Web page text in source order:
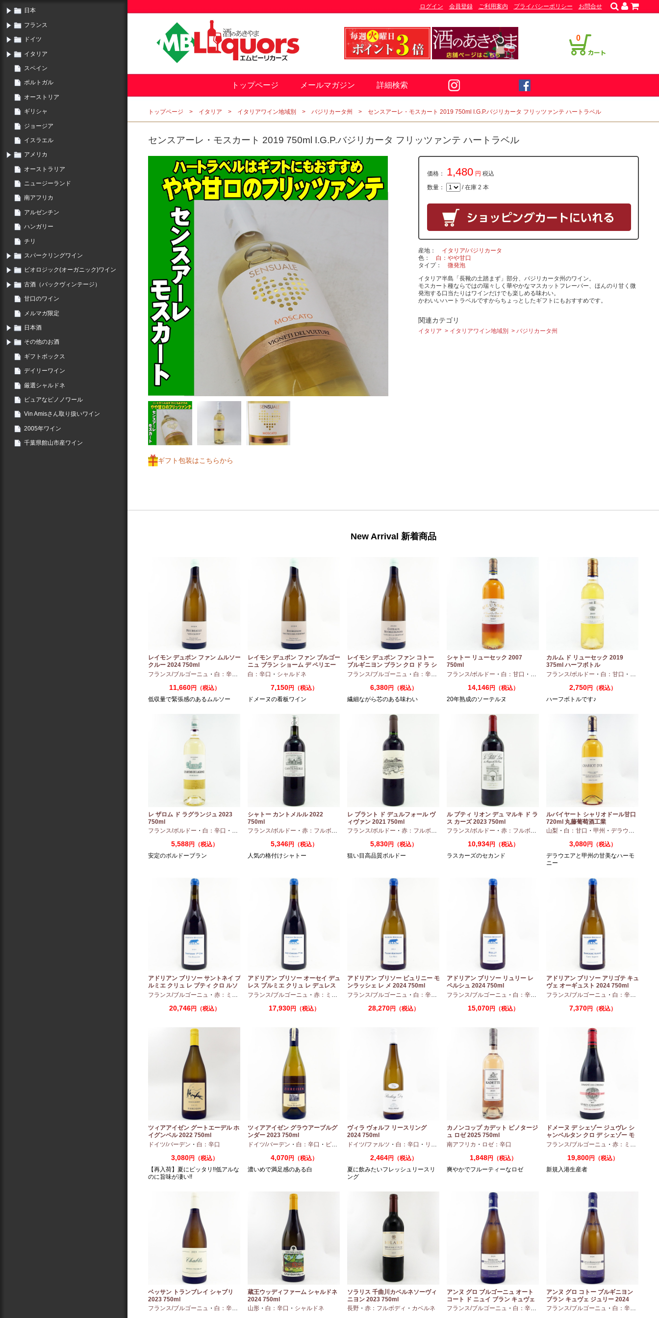
日本
フランス
ドイツ
イタリア
スペイン
ポルトガル
オーストリア
ギリシャ
ジョージア
イスラエル
アメリカ
オーストラリア
ニュージーランド
南アフリカ
アルゼンチン
ハンガリー
チリ
スパークリングワイン
ビオロジック(オーガニック)ワイン
古酒（バックヴィンテージ）
甘口のワイン
メルマガ限定
日本酒
その他のお酒
ギフトボックス
デイリーワイン
厳選シャルドネ
ピュアなピノノワール
Vin Amisさん取り扱いワイン
2005年ワイン
千葉県館山市産ワイン
0
ログイン 会員登録 ご利用案内 プライバシーポリシー お問合せ
トップページ メールマガジン 詳細検索
トップページ イタリア イタリアワイン地域別 バジリカータ州 センスアーレ・モスカート 2019 750ml I.G.P.バジリカータ フリッツァンテ ハートラベル
センスアーレ・モスカート 2019 750ml I.G.P.バジリカータ フリッツァンテ ハートラベル
ギフト包装はこちらから
価格： 1,480 円 税込
数量： / 在庫 2 本
産地
イタリア/バジリカータ
色
白：やや甘口
タイプ
微発泡
イタリア半島「長靴の土踏まず」部分、バジリカータ州のワイン。
モスカート種ならではの瑞々しく華やかなマスカットフレーバー、ほんのり甘く微
発泡する口当たりはワインだけでも楽しめる味わい。
かわいいハートラベルですからちょっとしたギフトにもおすすめです。
関連カテゴリ
イタリア イタリアワイン地域別 バジリカータ州
New Arrival 新着商品
レイモン デュポン ファン ムルソー
クルー 2024 750ml
フランス/ブルゴーニュ ・ 白：辛口 シャルドネ
11,660円（税込）
低収量で緊張感のあるムルソー
レイモン デュポン ファン ブルゴー
ニュ ブラン ショーム デ ペリエー
ル 2024 750ml
白：辛口 ・ シャルドネ
7,150円（税込）
ドメーヌの看板ワイン
レイモン デュポン ファン コトー
ブルギニヨン ブラン クロ ド ラ シ
ャペル 2024 750ml
フランス/ブルゴーニュ ・ 白：辛口 シャルドネ
6,380円（税込）
繊細ながら芯のある味わい
シャトー リューセック 2007
750ml
フランス/ボルドー ・ 白：甘口 ・ セミヨン・ソーヴィニオンブラン
14,146円（税込）
20年熟成のソーテルヌ
カルム ド リューセック 2019
375ml ハーフボトル
フランス/ボルドー ・ 白：甘口 ・
2,750円（税込）
ハーフボトルです♪
レ ザロム ド ラグランジュ 2023
750ml
フランス/ボルドー ・ 白：辛口 ・ セミヨン・ソーヴィニオンブラン
5,588円（税込）
安定のボルドーブラン
シャトー カントメルル 2022
750ml
フランス/ボルドー ・ 赤：フルボディ ・カベルネ・カベルネフラン・プティヴェルド・メルロー
5,346円（税込）
人気の格付けシャトー
レ プラント ド デュルフォール ヴ
ィヴァン 2021 750ml
フランス/ボルドー ・ 赤：フルボディ
5,830円（税込）
狙い目高品質ボルドー
ル プティ リオン デュ マルキ ド ラ
ス カーズ 2023 750ml
フランス/ボルドー ・ 赤：フルボディ
10,934円（税込）
ラスカーズのセカンド
ルバイヤート シャリオドール甘口
720ml 丸藤葡萄酒工業
山梨・ 白：甘口 ・ 甲州 ・ デラウエア
3,080円（税込）
デラウエアと甲州の甘美なハーモ
ニー
アドリアン ブリソー サントネイ プ
ルミエ クリュ レ プティ クロ ルソ
ー 2024 750ml
フランス/ブルゴーニュ ・ 赤：ミディアムボディ ・ピノノワール
20,746円（税込）
アドリアン ブリソー オーセイ デュ
レス プルミエ クリュ レ デュレス
2024 750ml
フランス/ブルゴーニュ ・ 赤：ミディアムボディ ・ピノノワール
17,930円（税込）
アドリアン ブリソー ピュリニー モ
ンラッシェ レ メ 2024 750ml
フランス/ブルゴーニュ ・ 白：辛口 シャルドネ
28,270円（税込）
アドリアン ブリソー リュリー レ
ペルシュ 2024 750ml
フランス/ブルゴーニュ ・ 白：辛口 シャルドネ
15,070円（税込）
アドリアン ブリソー アリゴテ キュ
ヴェ オーギュスト 2024 750ml
フランス/ブルゴーニュ ・ 白：辛口
7,370円（税込）
ツィアアイゼン グートエーデル ホ
イグンベル 2022 750ml
ドイツ/バーデン ・ 白：辛口
3,080円（税込）
【再入荷】夏にピッタリ!!低アルな
のに旨味が凄い!!
ツィアアイゼン グラウアーブルグ
ンダー 2023 750ml
ドイツ/バーデン ・ 白：辛口 ・ ピノグリ
4,070円（税込）
濃いめで満足感のある白
ヴィラ ヴォルフ リースリング
2024 750ml
ドイツ/ファルツ ・ 白：辛口 ・ リースリング
2,464円（税込）
夏に飲みたいフレッシュリースリ
ング
カノンコップ カデット ピノタージ
ュ ロゼ 2025 750ml
南アフリカ ・ ロゼ：辛口
1,848円（税込）
爽やかでフルーティーなロゼ
ドメーヌ デ シェゾー ジュヴレ シ
ャンベルタン クロ デ シェゾー モ
ノポール 2023 750ml
フランス/ブルゴーニュ ・ 赤：ミディアムボディ
19,800円（税込）
新規入港生産者
ベッサン トランブレイ シャブリ
2023 750ml
フランス/ブルゴーニュ ・ 白：辛口 シャルドネ
蔵王ウッディファーム シャルドネ
2024 750ml
山形・ 白：辛口 ・ シャルドネ
ソラリス 千曲川カベルネソーヴィ
ニヨン 2023 750ml
長野・ 赤：フルボディ ・ カベルネ
アンヌ グロ ブルゴーニュ オート
コート ド ニュイ ブラン キュヴェ
マリーヌ 2024 750ml
フランス/ブルゴーニュ ・ 白：辛口 シャルドネ
アンヌ グロ コトー ブルギニヨン
ブラン キュヴェ ジュリー 2024
フランス/ブルゴーニュ ・ 白：辛口